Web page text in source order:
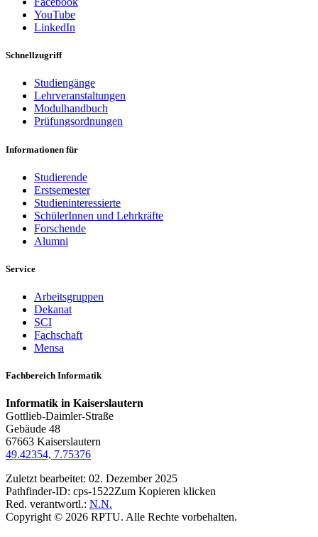
YouTube
LinkedIn
Schnellzugriff
Studiengänge
Lehrveranstaltungen
Modulhandbuch
Prüfungsordnungen
Informationen für
Studierende
Erstsemester
Studieninteressierte
SchülerInnen und Lehrkräfte
Forschende
Alumni
Service
Arbeitsgruppen
Dekanat
SCI
Fachschaft
Mensa
Fachbereich Informatik
Informatik in Kaiserslautern
Gottlieb-Daimler-Straße
Gebäude 48
67663 Kaiserslautern
49.42354, 7.75376
Zuletzt bearbeitet: 02. Dezember 2025
Pathfinder-ID: cps-1522Zum Kopieren klicken
Red. verantwortl.: N.N.
Copyright © 2026 RPTU. Alle Rechte vorbehalten.